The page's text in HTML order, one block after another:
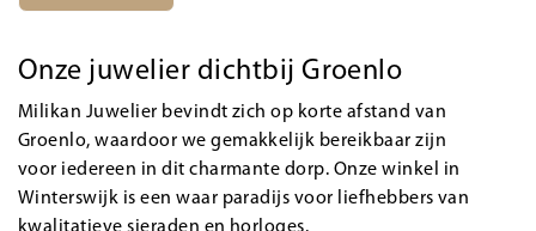
Onze juwelier dichtbij Groenlo
Milikan Juwelier bevindt zich op korte afstand van
Groenlo, waardoor we gemakkelijk bereikbaar zijn
voor iedereen in dit charmante dorp. Onze winkel in
Winterswijk is een waar paradijs voor liefhebbers van